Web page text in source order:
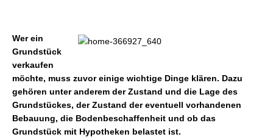
Wer ein
Grundstück
verkaufen
möchte, muss zuvor einige wichtige Dinge klären. Dazu
gehören unter anderem der Zustand und die Lage des
Grundstückes, der Zustand der eventuell vorhandenen
Bebauung, die Bodenbeschaffenheit und ob das
Grundstück mit Hypotheken belastet ist.